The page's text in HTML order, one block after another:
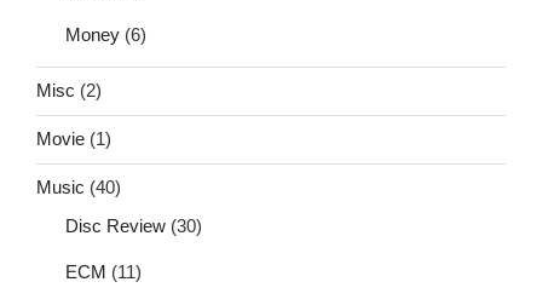
Money (6)
Misc (2)
Movie (1)
Music (40)
Disc Review (30)
ECM (11)